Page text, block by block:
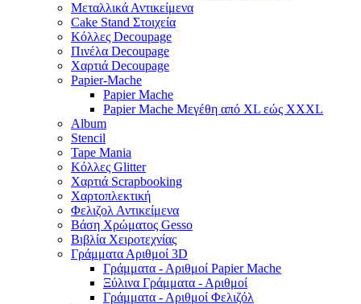
Μεταλλικά Αντικείμενα
Cake Stand Στοιχεία
Κόλλες Decoupage
Πινέλα Decoupage
Χαρτιά Decoupage
Papier-Mache
Papier Mache
Papier Mache Μεγέθη από XL εώς XXXL
Album
Stencil
Tape Mania
Κόλλες Glitter
Χαρτιά Scrapbooking
Χαρτοπλεκτική
Φελιζολ Αντικείμενα
Βάση Χρώματος Gesso
Βιβλία Χειροτεχνίας
Γράμματα Αριθμοί 3D
Γράμματα - Αριθμοί Papier Mache
Ξύλινα Γράμματα - Αριθμοί
Γράμματα - Αριθμοί Φελιζόλ